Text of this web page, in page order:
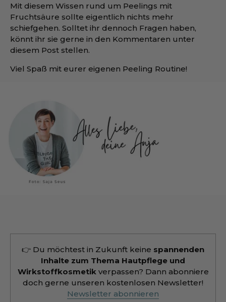
Mit diesem Wissen rund um Peelings mit
Fruchtsäure sollte eigentlich nichts mehr
schiefgehen. Solltet ihr dennoch Fragen haben,
könnt ihr sie gerne in den Kommentaren unter
diesem Post stellen.
Viel Spaß mit eurer eigenen Peeling Routine!
👉 Du möchtest in Zukunft keine spannenden
Inhalte zum Thema Hautpflege und
Wirkstoffkosmetik verpassen? Dann abonniere
doch gerne unseren kostenlosen Newsletter!
Newsletter abonnieren